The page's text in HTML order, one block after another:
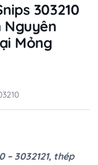
303210
Nguyên
Mỏng
– 3032121, thép